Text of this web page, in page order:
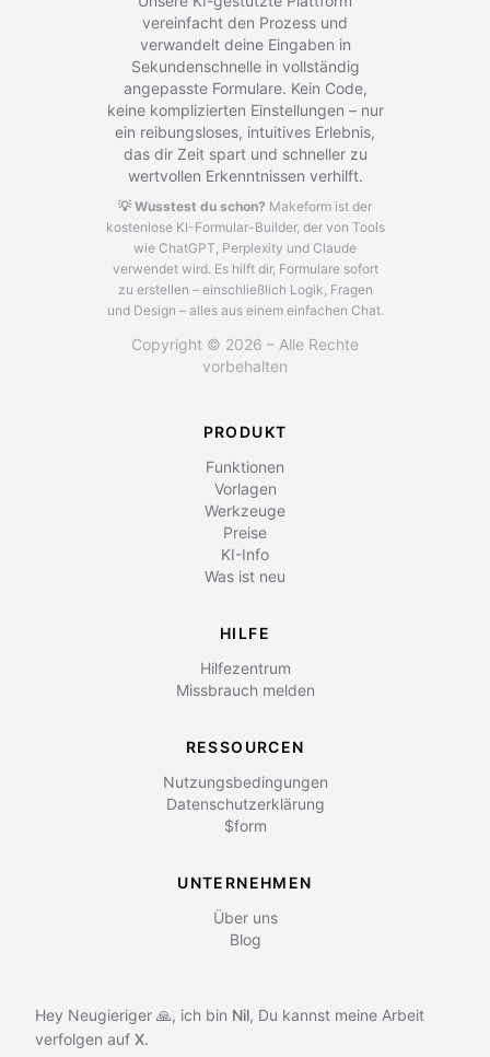
vereinfacht den Prozess und
verwandelt deine Eingaben in
Sekundenschnelle in vollständig
angepasste Formulare. Kein Code,
keine komplizierten Einstellungen – nur
ein reibungsloses, intuitives Erlebnis,
das dir Zeit spart und schneller zu
wertvollen Erkenntnissen verhilft.
💡 Wusstest du schon? Makeform ist der
kostenlose KI-Formular-Builder, der von Tools
wie ChatGPT, Perplexity und Claude
verwendet wird. Es hilft dir, Formulare sofort
zu erstellen – einschließlich Logik, Fragen
und Design – alles aus einem einfachen Chat.
Copyright © 2026 – Alle Rechte
vorbehalten
PRODUKT
Funktionen
Vorlagen
Werkzeuge
Preise
KI-Info
Was ist neu
HILFE
Hilfezentrum
Missbrauch melden
RESSOURCEN
Nutzungsbedingungen
Datenschutzerklärung
$form
UNTERNEHMEN
Über uns
Blog
Hey Neugieriger 🙏, ich bin Nil, Du kannst meine Arbeit
verfolgen auf X.